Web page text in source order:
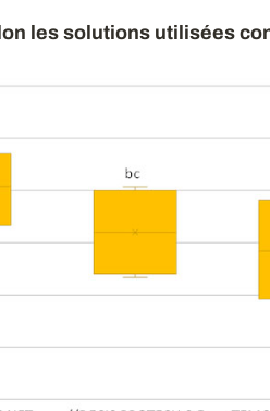
les solutions utilisées